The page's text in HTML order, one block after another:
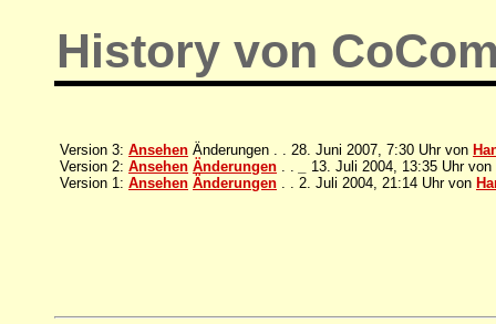
History von
Version 3: Ansehen Änderungen . . 28. Juni 2007, 7:30 Uhr von
Version 2: Ansehen Änderungen
13. Juli 2004, 13:35 Uhr von
Version 1: Ansehen Änderungen . . 2. Juli 2004, 21:14 Uhr von